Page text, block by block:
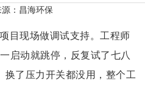
：昌海环保
目现场做调试支持。工程师
启动就跳停，反复试了七八
换了压力开关都没用，整个工